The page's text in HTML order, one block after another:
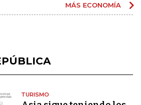
MÁS ECONOMÍA
TURISMO